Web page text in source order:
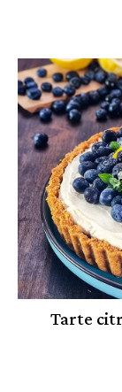
Tarte